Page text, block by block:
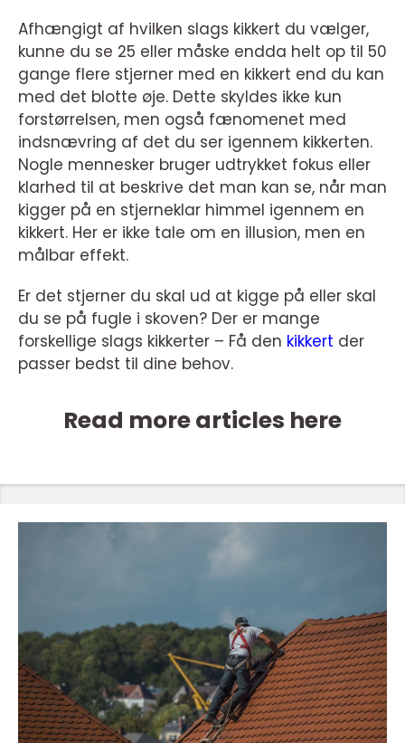
Afhængigt af hvilken slags kikkert du vælger,
kunne du se 25 eller måske endda helt op til 50
gange flere stjerner med en kikkert end du kan
med det blotte øje. Dette skyldes ikke kun
forstørrelsen, men også fænomenet med
indsnævring af det du ser igennem kikkerten.
Nogle mennesker bruger udtrykket fokus eller
klarhed til at beskrive det man kan se, når man
kigger på en stjerneklar himmel igennem en
kikkert. Her er ikke tale om en illusion, men en
målbar effekt.
Er det stjerner du skal ud at kigge på eller skal
du se på fugle i skoven? Der er mange
forskellige slags kikkerter – Få den kikkert der
passer bedst til dine behov.
Read more articles here